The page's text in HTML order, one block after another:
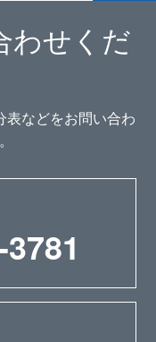
わせくだ
などをお問い合わ